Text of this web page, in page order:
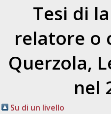
Tesi di
relatore o
Querzola,
nel
Su di un livello